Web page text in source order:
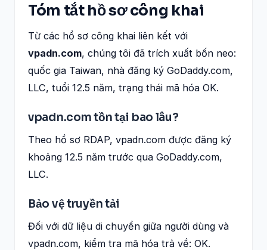
Tóm tắt hồ sơ công khai
Từ các hồ sơ công khai liên kết với
vpadn.com, chúng tôi đã trích xuất bốn neo:
quốc gia Taiwan, nhà đăng ký GoDaddy.com,
LLC, tuổi 12.5 năm, trạng thái mã hóa OK.
vpadn.com tồn tại bao lâu?
Theo hồ sơ RDAP, vpadn.com được đăng ký
khoảng 12.5 năm trước qua GoDaddy.com,
LLC.
Bảo vệ truyền tải
Đối với dữ liệu di chuyển giữa người dùng và
vpadn.com, kiểm tra mã hóa trả về: OK.